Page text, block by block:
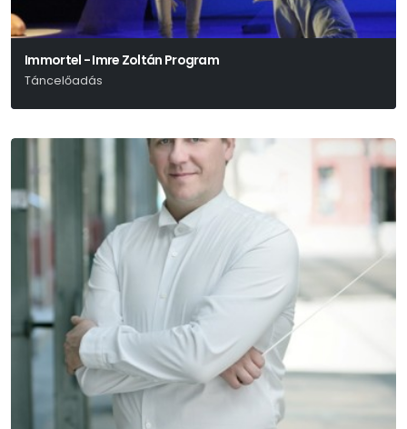
Immortel - Imre Zoltán Program
Táncelőadás